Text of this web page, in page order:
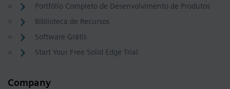
Portfólio Completo de Desenvolvimento de Produtos
Biblioteca de Recursos
Software Grátis
Start Your Free Solid Edge Trial
Company